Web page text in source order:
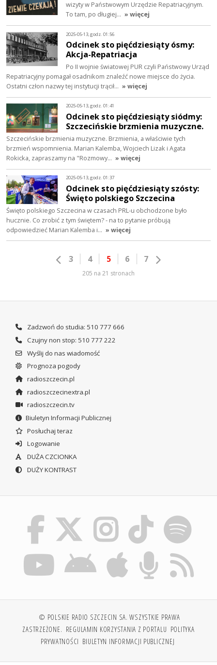
wizyty w Państwowym Urzędzie Repatriacyjnym.
To tam, po długiej… » więcej
2025-05-13, godz. 01:56
Odcinek sto pięćdziesiąty ósmy:
Akcja-Repatriacja
Po II wojnie światowej PUR czyli Państwowy Urząd
Repatriacyjny pomagał osadnikom znaleźć nowe miejsce do życia.
Ostatni człon nazwy tej instytucji trącił… » więcej
2025-05-13, godz. 01:41
Odcinek sto pięćdziesiąty siódmy:
Szczecińskie brzmienia muzyczne.
Szczecińskie brzmienia muzyczne. Brzmienia, a właściwie tych
brzmień wspomnienia. Marian Kalemba, Wojciech Lizak i Agata
Rokicka, zapraszamy na "Rozmowy… » więcej
2025-05-13, godz. 01:37
Odcinek sto pięćdziesiąty szósty:
Święto polskiego Szczecina
Święto polskiego Szczecina w czasach PRL-u obchodzone było
hucznie. Co zrobić z tym świętem? - na to pytanie próbują
odpowiedzieć Marian Kalemba i… » więcej
3 4 5 6 7
205 na 21 stronach
Zadzwoń do studia: 510 777 666
Czujny non stop: 510 777 222
Wyślij do nas wiadomość
Prognoza pogody
radioszczecin.pl
radioszczecinextra.pl
radioszczecin.tv
Biuletyn Informacji Publicznej
Posłuchaj teraz
Logowanie
DUŻA CZCIONKA
DUŻY KONTRAST
© POLSKIE RADIO SZCZECIN SA. WSZYSTKIE PRAWA
ZASTRZEŻONE. REGULAMIN KORZYSTANIA Z PORTALU POLITYKA
PRYWATNOŚCI BIULETYN INFORMACJI PUBLICZNEJ